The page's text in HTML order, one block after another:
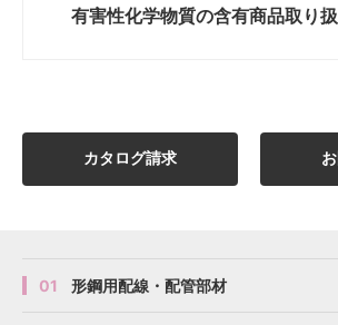
有害性化学物質の含有商品取り
カタログ請求
01 形鋼用配線・配管部材